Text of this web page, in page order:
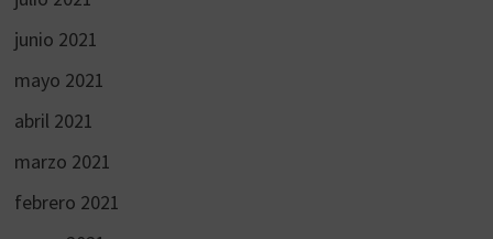
junio 2021
mayo 2021
abril 2021
marzo 2021
febrero 2021